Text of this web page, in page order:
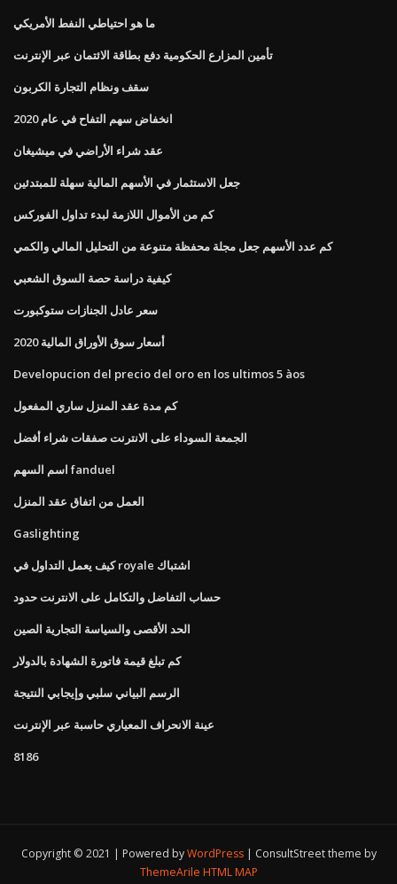
ما هو احتياطي النفط الأمريكي
تأمين المزارع الحكومية دفع بطاقة الائتمان عبر الإنترنت
سقف ونظام التجارة الكربون
انخفاض سهم التفاح في عام 2020
عقد شراء الأراضي في ميشيغان
جعل الاستثمار في الأسهم المالية سهلة للمبتدئين
كم من الأموال اللازمة لبدء تداول الفوركس
كم عدد الأسهم جعل مجلة محفظة متنوعة من التحليل المالي والكمي
كيفية دراسة حصة السوق الشعبي
سعر عادل الجنازات ستوكبورت
أسعار سوق الأوراق المالية 2020
Developucion del precio del oro en los ultimos 5 àos
كم مدة عقد المنزل ساري المفعول
الجمعة السوداء على الانترنت صفقات شراء أفضل
اسم السهم fanduel
العمل من اتفاق عقد المنزل
Gaslighting
كيف يعمل التداول في royale اشتباك
حساب التفاضل والتكامل على الانترنت حدود
الحد الأقصى والسياسة التجارية الصين
كم تبلغ قيمة فاتورة الشهادة بالدولار
الرسم البياني سلبي وإيجابي النتيجة
عينة الانحراف المعياري حاسبة عبر الإنترنت
8186
Copyright © 2021 | Powered byWordPress
ConsultStreet theme by
ThemeArile HTML MAP